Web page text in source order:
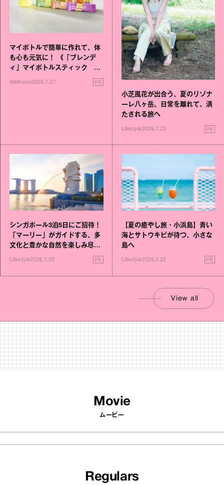
マイボトルで簡単に作れて、体
も心も元気に！ 《「ブレンデ
ィ」マイボトルスティック い
いこと毎日》シリーズが誕生
Wellness2026.7.27 PR
小芝風花が出合う、夏のリゾナ
ーレ八ヶ岳。日常を離れて、満
たされる旅へ
Lifestyle2026.7.23 PR
シンガポール3泊5日にご招待！
「マーリー」がガイドする、多
文化と豊かな自然を楽しみ尽く
Lifestyle2026.7.22 PR
【夏の癒やし旅・小浜島】青い
海とサトウキビが待つ、小さな
島へ
Lifestyle2026.7.22 PR
View all
Movie
ムービー
Regulars